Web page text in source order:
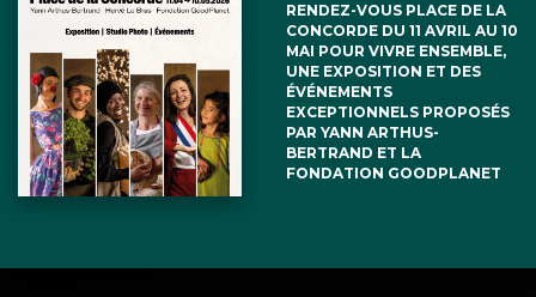
RENDEZ-VOUS PLACE DE LA
CONCORDE DU 11 AVRIL AU 10
MAI POUR VIVRE ENSEMBLE,
UNE EXPOSITION ET DES
ÉVÉNEMENTS
EXCEPTIONNELS PROPOSÉS
PAR YANN ARTHUS-
BERTRAND ET LA
FONDATION GOODPLANET